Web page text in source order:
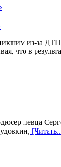
из-за ДТП
что в
певца